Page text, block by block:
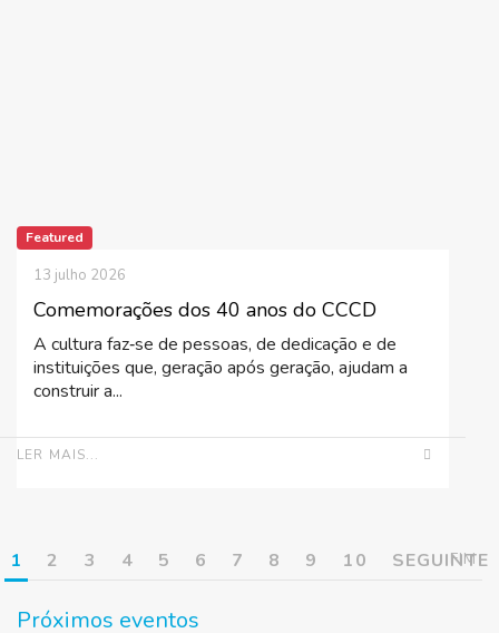
Featured
Comemorações dos 40 anos do CCCD
13 julho 2026
A cultura faz‑se de pessoas, de dedicação e de
instituições que, geração após geração, ajudam a
construir a...
LER MAIS...
1 2 3 4 5 6 7 8 9 10 SEGUINTE
FIM
Próximos eventos